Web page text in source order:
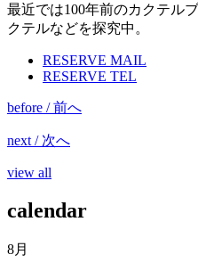
最近では100年前のカクテル
クテルなどを探究中。
RESERVE MAIL
RESERVE TEL
before / 前へ
next / 次へ
view all
calendar
8月